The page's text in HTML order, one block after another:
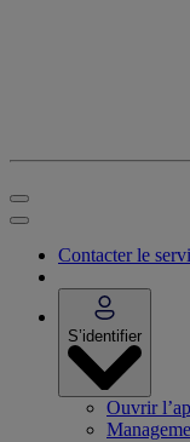
Contacter le
S’identifier
Ouvrir